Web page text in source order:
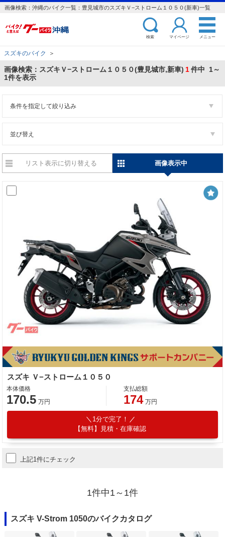
画像検索：沖縄のバイク一覧：豊見城市のスズキＶ−ストローム１０５０(新車)一覧
検索 マイページ メニュー
スズキのバイク ＞
画像検索：スズキＶ−ストローム１０５０(豊見城市,新車) 1件中 1～
1件を表示
条件を指定して絞り込み
並び替え
リスト表示に切り替える 画像表示中
スズキ Ｖ−ストローム１０５０
本体価格
170.5 万円
支払総額
174 万円
1分で完了！
【無料】見積・在庫確認
上記1件にチェック
1件中1～1件
スズキ V-Strom 1050のバイクカタログ